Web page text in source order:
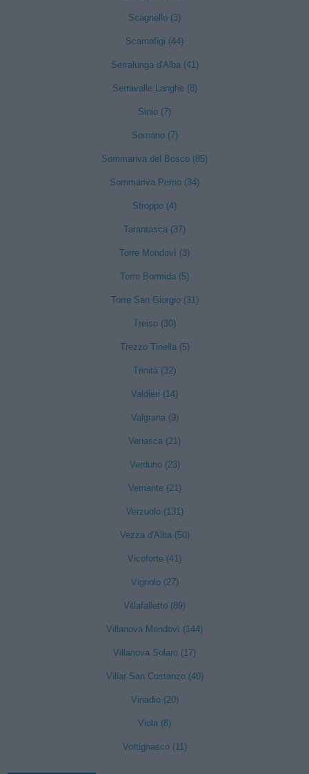
Scagnello (3)
Scarnafigi (44)
Serralunga d'Alba (41)
Serravalle Langhe (8)
Sinio (7)
Somano (7)
Sommariva del Bosco (85)
Sommariva Perno (34)
Stroppo (4)
Tarantasca (37)
Torre Mondovì (3)
Torre Bormida (5)
Torre San Giorgio (31)
Treiso (30)
Trezzo Tinella (5)
Trinità (32)
Valdieri (14)
Valgrana (9)
Venasca (21)
Verduno (23)
Vernante (21)
Verzuolo (131)
Vezza d'Alba (50)
Vicoforte (41)
Vignolo (27)
Villafalletto (89)
Villanova Mondovì (144)
Villanova Solaro (17)
Villar San Costanzo (40)
Vinadio (20)
Viola (8)
Vottignasco (11)